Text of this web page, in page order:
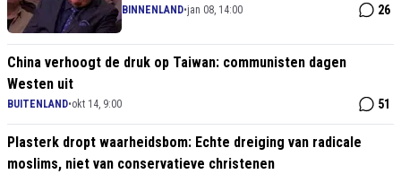
BINNENLAND•jan 08, 14:00 26
China verhoogt de druk op Taiwan: communisten dagen
Westen uit
BUITENLAND•okt 14, 9:00 51
Plasterk dropt waarheidsbom: Echte dreiging van radicale
moslims, niet van conservatieve christenen